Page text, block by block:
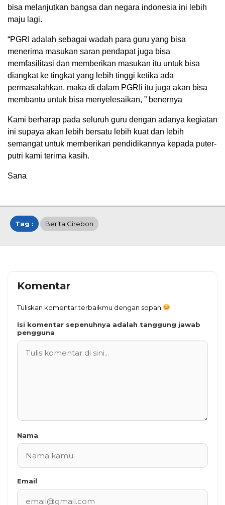
bisa melanjutkan bangsa dan negara indonesia ini lebih
maju lagi.
“PGRI adalah sebagai wadah para guru yang bisa
menerima masukan saran pendapat juga bisa
memfasilitasi dan memberikan masukan itu untuk bisa
diangkat ke tingkat yang lebih tinggi ketika ada
permasalahkan, maka di dalam PGRIi itu juga akan bisa
membantu untuk bisa menyelesaikan, ” benernya
Kami berharap pada seluruh guru dengan adanya kegiatan
ini supaya akan lebih bersatu lebih kuat dan lebih
semangat untuk memberikan pendidikannya kepada puter-
putri kami terima kasih.
Sana
Tag : Berita Cirebon
Komentar
Tuliskan komentar terbaikmu dengan sopan
Isi komentar sepenuhnya adalah tanggung jawab
pengguna
Nama
Email